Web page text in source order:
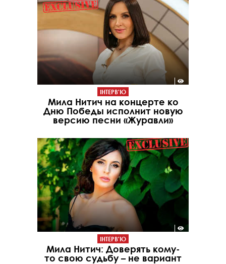
ІНТЕРВ'Ю
Мила Нитич на концерте ко
Дню Победы исполнит новую
версию песни «Журавли»
ІНТЕРВ'Ю
Мила Нитич: Доверять кому-
то свою судьбу – не вариант